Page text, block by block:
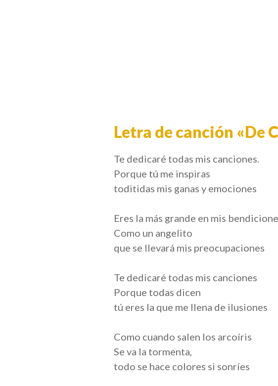
Letra de canción «De
Te dedicaré todas mis canciones.
Porque tú me inspiras
toditidas mis ganas y emociones
Eres la más grande en mis
Como un angelito
que se llevará mis preocupaciones
Te dedicaré todas mis canciones
Porque todas dicen
tú eres la que me llena de ilusiones
Como cuando salen los arcoíris
Se va la tormenta,
todo se hace colores si sonríes